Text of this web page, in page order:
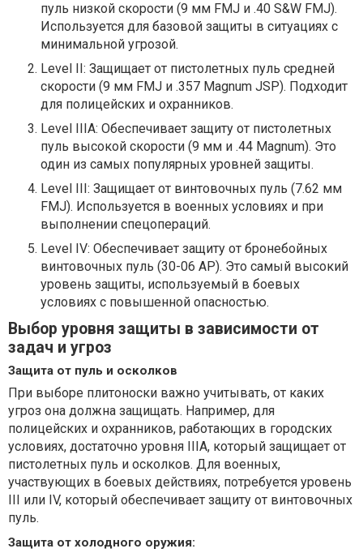
пуль низкой скорости (9 мм FMJ и .40 S&W FMJ).
Используется для базовой защиты в ситуациях с
минимальной угрозой.
Level II: Защищает от пистолетных пуль средней
скорости (9 мм FMJ и .357 Magnum JSP). Подходит
для полицейских и охранников.
Level IIIA: Обеспечивает защиту от пистолетных
пуль высокой скорости (9 мм и .44 Magnum). Это
один из самых популярных уровней защиты.
Level III: Защищает от винтовочных пуль (7.62 мм
FMJ). Используется в военных условиях и при
выполнении спецопераций.
Level IV: Обеспечивает защиту от бронебойных
винтовочных пуль (30-06 AP). Это самый высокий
уровень защиты, используемый в боевых
условиях с повышенной опасностью.
Выбор уровня защиты в зависимости от
задач и угроз
Защита от пуль и осколков
При выборе плитоноски важно учитывать, от каких
угроз она должна защищать. Например, для
полицейских и охранников, работающих в городских
условиях, достаточно уровня IIIA, который защищает от
пистолетных пуль и осколков. Для военных,
участвующих в боевых действиях, потребуется уровень
III или IV, который обеспечивает защиту от винтовочных
пуль.
Защита от холодного оружия: